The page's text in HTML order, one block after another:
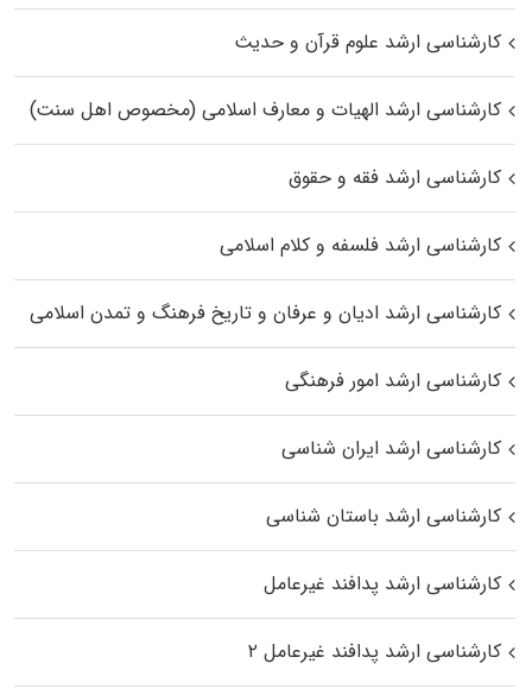
کارشناسی ارشد علوم قرآن و حدیث
کارشناسی ارشد الهیات و معارف اسلامی (مخصوص اهل سنت)
کارشناسی ارشد فقه و حقوق
کارشناسی ارشد فلسفه و کلام اسلامی
کارشناسی ارشد ادیان و عرفان و تاریخ فرهنگ و تمدن اسلامی
کارشناسی ارشد امور فرهنگی
کارشناسی ارشد ایران شناسی
کارشناسی ارشد باستان شناسی
کارشناسی ارشد پدافند غیرعامل
کارشناسی ارشد پدافند غیرعامل ۲